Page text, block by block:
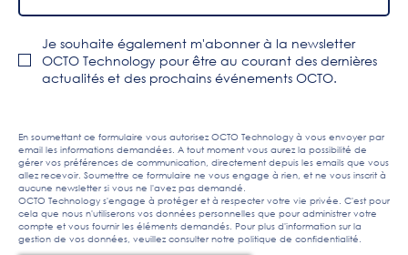
Je souhaite également m'abonner à la newsletter
OCTO Technology pour être au courant des dernières
actualités et des prochains événements OCTO.
En soumettant ce formulaire vous autorisez OCTO Technology à vous envoyer par
email les informations demandées. A tout moment vous aurez la possibilité de
gérer vos préférences de communication, directement depuis les emails que vous
allez recevoir. Soumettre ce formulaire ne vous engage à rien, et ne vous inscrit à
aucune newsletter si vous ne l'avez pas demandé.
OCTO Technology s'engage à protéger et à respecter votre vie privée. C'est pour
cela que nous n'utiliserons vos données personnelles que pour administrer votre
compte et vous fournir les éléments demandés. Pour plus d'information sur la
gestion de vos données, veuillez consulter notre politique de confidentialité.